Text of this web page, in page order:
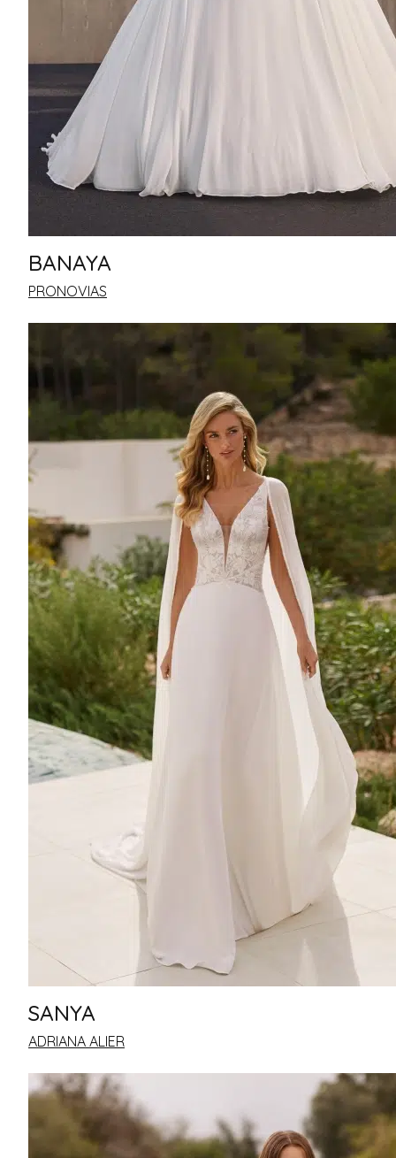
BANAYA
PRONOVIAS
SANYA
ADRIANA ALIER